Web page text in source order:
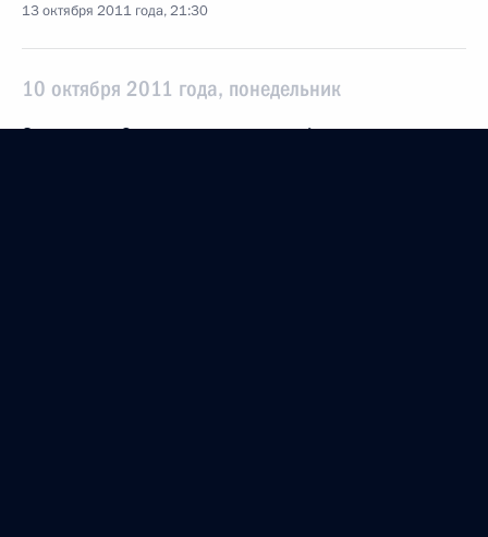
13 октября 2011 года, 21:30
10 октября 2011 года, понедельник
Заседание Совета по развитию финансового